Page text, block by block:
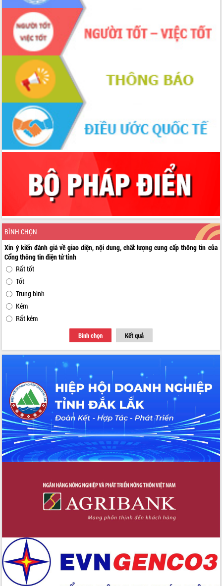
BÌNH CHỌN
Xin ý kiến đánh giá về giao diện, nội dung, chất lượng cung cấp thông tin của
Cổng thông tin điện tử tỉnh
Rất tốt
Tốt
Trung bình
Kém
Rất kém
Bình chọn Kết quả